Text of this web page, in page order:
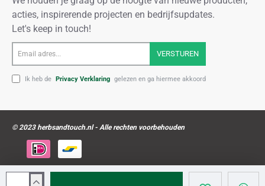
acties, inspirerende projecten en bedrijfsupdates.
Let's keep in touch!
adres...
VERSTUREN
Ik heb de Privacy Verklaring gelezen en ga hiermee akkoord
© 2023 herbsandtouch.nl - Alle rechten voorbehouden